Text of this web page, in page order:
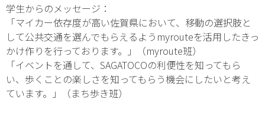
学生からのメッセージ：
「マイカー依存度が高い佐賀県において、移動の選択肢と
して公共交通を選んでもらえるようmyrouteを活用したきっ
かけ作りを行っております。」（myroute班）
「イベントを通して、SAGATOCOの利便性を知ってもら
い、歩くことの楽しさを知ってもらう機会にしたいと考え
ています。」（まち歩き班）